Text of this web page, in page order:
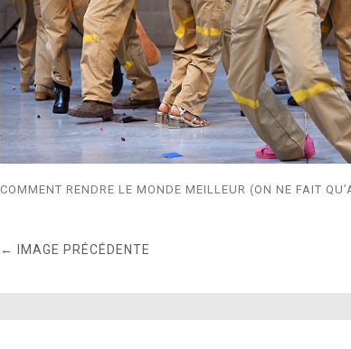
COMMENT RENDRE LE MONDE MEILLEUR (ON NE FAIT
← IMAGE PRÉCÉDENTE